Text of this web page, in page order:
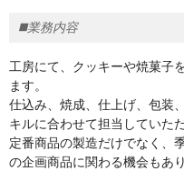
◼️業務内容
工房にて、クッキーや焼菓子
ます。
仕込み、焼成、仕上げ、包装
キルに合わせて担当していた
定番商品の製造だけでなく、
の企画商品に関わる機会もあり